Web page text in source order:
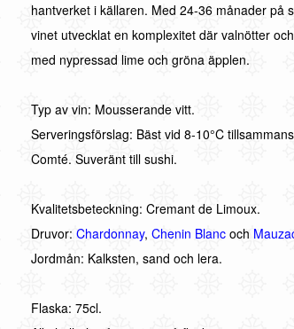
hantverket i källaren. Med 24-36 månader på
vinet utvecklat en komplexitet där valnötter
med nypressad lime och gröna äpplen.
Typ av vin: Mousserande vitt.
Serveringsförslag: Bäst vid 8-10°C
Comté. Suveränt till sushi.
Kvalitetsbeteckning: Cremant de Limoux.
Druvor: Chardonnay, Chenin Blanc och
Jordmån: Kalksten, sand och lera.
Flaska: 75cl.